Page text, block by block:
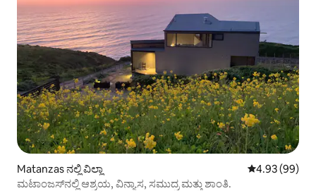
Matanzas ನಲ್ಲಿ ವಿಲ್ಲಾ 5 ರಲ್ಲಿ 4.93
4.93 (99)
ಮಟಾಂಜಸ್‌ನಲ್ಲಿ ಆಶ್ರಯ, ವಿನ್ಯಾಸ, ಸಮುದ್ರ ಮತ್ತು ಶಾಂತಿ.